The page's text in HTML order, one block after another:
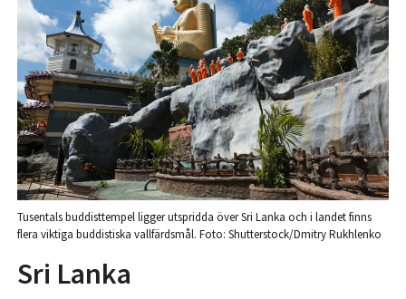
Tusentals buddisttempel ligger utspridda över Sri Lanka och i landet finns
flera viktiga buddistiska vallfärdsmål. Foto: Shutterstock/Dmitry Rukhlenko
Sri Lanka